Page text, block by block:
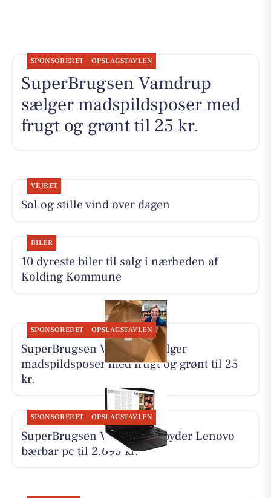
SPONSORERET OPSLAGSTAVLEN
SuperBrugsen Vamdrup
sælger madspildsposer med
frugt og grønt til 25 kr.
VEJRET
Sol og stille vind over dagen
BILER
10 dyreste biler til salg i nærheden af
Kolding Kommune
SPONSORERET OPSLAGSTAVLEN
SuperBrugsen Vamdrup sælger
madspildsposer med frugt og grønt til 25
kr.
SPONSORERET OPSLAGSTAVLEN
SuperBrugsen Vamdrup tilbyder Lenovo
bærbar pc til 2.695 kr.